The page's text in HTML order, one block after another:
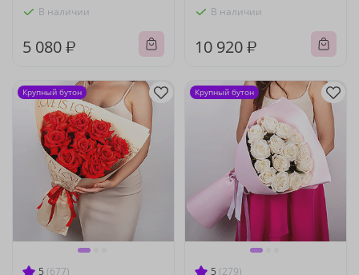
В наличии
5 080 ₽
В наличии
10 920 ₽
5 (677)
Крупный бутон
5 (279)
Крупный бутон